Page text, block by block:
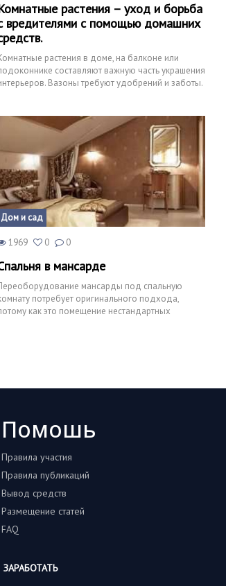
растения – уход и борьба
вредителями с помощью домашних
растения в доме, на балконе или
составляют важную часть украшения
Вазоны требуют удобрений и заботы.
Дом и сад
1969 0 0
в мансарде
мансарды под спальную
потребует оригинального подхода,
как это помещение нестандартных
Помошь
Правила участия
Правила публикаций
Вывод средств
Размещение статей
FAQ
ЗАРАБОТАТЬ